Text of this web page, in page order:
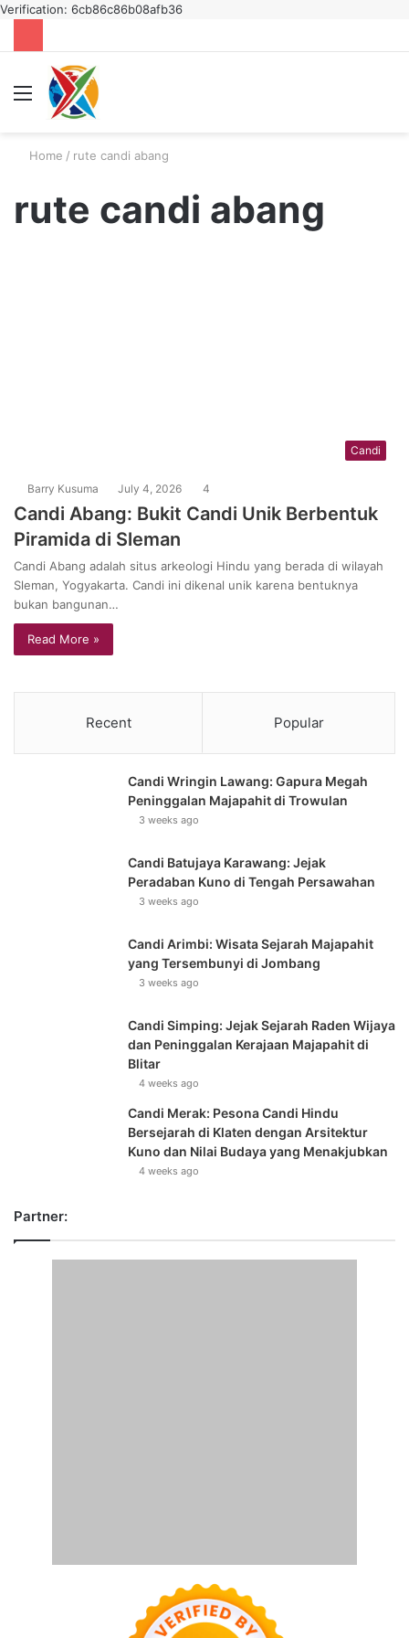
Verification: 6cb86c86b08afb36
Menu
Home / rute candi abang
rute candi abang
Candi
Barry Kusuma July 4, 2026 4
Candi Abang: Bukit Candi Unik Berbentuk
Piramida di Sleman
Candi Abang adalah situs arkeologi Hindu yang berada di wilayah
Sleman, Yogyakarta. Candi ini dikenal unik karena bentuknya
bukan bangunan…
Read More »
Recent Popular
Candi Wringin Lawang: Gapura Megah
Peninggalan Majapahit di Trowulan
3 weeks ago
Candi Batujaya Karawang: Jejak
Peradaban Kuno di Tengah Persawahan
3 weeks ago
Candi Arimbi: Wisata Sejarah Majapahit
yang Tersembunyi di Jombang
3 weeks ago
Candi Simping: Jejak Sejarah Raden Wijaya
dan Peninggalan Kerajaan Majapahit di
Blitar
4 weeks ago
Candi Merak: Pesona Candi Hindu
Bersejarah di Klaten dengan Arsitektur
Kuno dan Nilai Budaya yang Menakjubkan
4 weeks ago
Partner: